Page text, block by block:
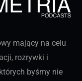
mający na celu
rozrywki i
byśmy nie